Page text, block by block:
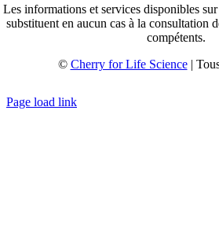
Les informations et services disponibles
substituent en aucun cas à la consultation
compétents.
© Cherry for Life Science|
Page load link